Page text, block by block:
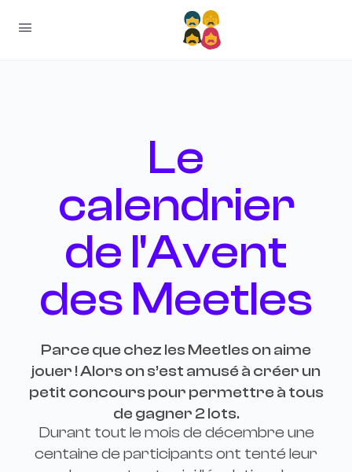
Le
calendrier
de l'Avent
des Meetles
Parce que chez les Meetles on aime
jouer ! Alors on s’est amusé à créer un
petit concours pour permettre à tous
de gagner 2 lots.
Durant tout le mois de décembre une
centaine de participants ont tenté leur